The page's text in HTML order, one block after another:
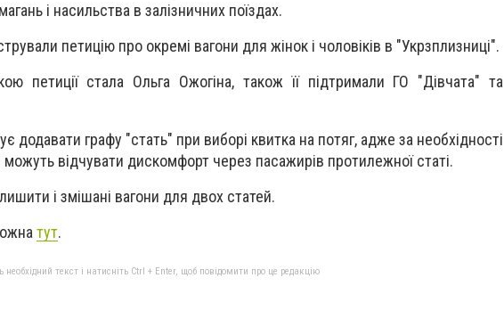
і насильства в залізничних поїздах.
петицію про окремі вагони для жінок і чоловіків в "Укрзплизниці".
петиції стала Ольга Ожогіна, також її підтримали ГО "Дівчата" та
додавати графу "стать" при виборі квитка на потяг, адже за необхідності
відчувати дискомфорт через пасажирів протилежної статі.
і змішані вагони для двох статей.
тут.
текст і натисніть Ctrl + Enter, щоб повідомити про це редакцію